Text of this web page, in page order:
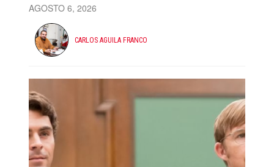
AGOSTO 6, 2026
CARLOS AGUILA FRANCO